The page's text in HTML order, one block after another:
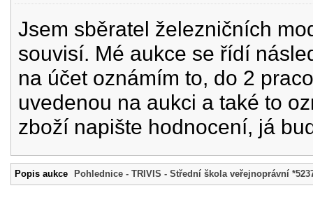
Jsem sběratel železničních
souvisí. Mé aukce se řídí
na účet oznámím to, do 2
uvedenou na aukci a také to
zboží napište hodnocení, já
Popis aukce Pohlednice - TRIVIS - Střední škola veřejnoprávní